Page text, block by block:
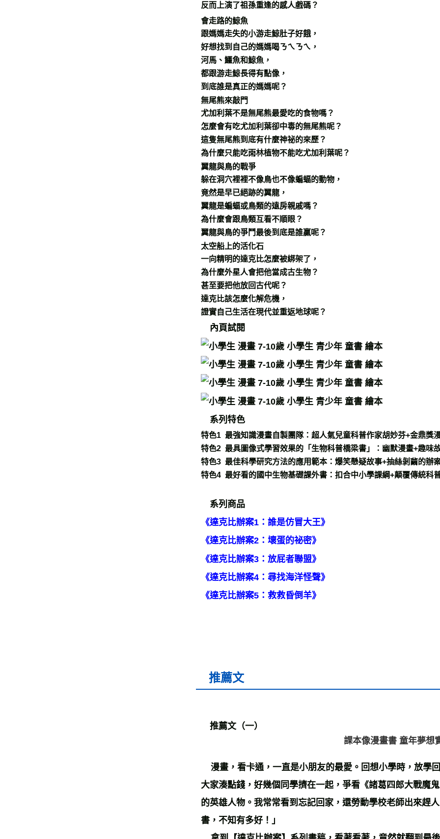
反而上演了祖孫重逢的感人戲碼？
會走路的鯨魚
跟媽媽走失的小游走鯨肚子好餓，
好想找到自己的媽媽喝ㄋㄟㄋㄟ，
河馬、鱷魚和鯨魚，
都跟游走鯨長得有點像，
到底誰是真正的媽媽呢？
無尾熊來敲門
尤加利葉不是無尾熊最愛吃的食物嗎？
怎麼會有吃尤加利葉卻中毒的無尾熊呢？
這隻無尾熊到底有什麼神祕的來歷？
為什麼只能吃雨林植物不能吃尤加利葉呢？
翼龍與鳥的戰爭
躲在洞穴裡裡不像鳥也不像蝙蝠的動物，
竟然是早已絕跡的翼龍，
翼龍是蝙蝠或鳥類的遠房親戚嗎？
為什麼會跟鳥類互看不順眼？
翼龍與鳥的爭鬥最後到底是誰贏呢？
太空船上的活化石
一向精明的達克比怎麼被綁架了，
為什麼外星人會把他當成古生物？
甚至要把他放回古代呢？
達克比該怎麼化解危機，
證實自己生活在現代並重返地球呢？
內頁試閱
系列特色
特色1 最強知識漫畫自製團隊：超人氣兒童科普作家胡妙芬+金鼎獎
特色2 最具圖像式學習效果的「生物科普橋梁書」： 幽默漫畫+趣味
特色3 最佳科學研究方法的應用範本：爆笑懸疑故事+抽絲剝繭的辦
特色4 最好看的國中生物基礎課外書：扣合中小學課綱+顛覆傳統科
系列商品
《達克比辦案1：誰是仿冒大王》
《達克比辦案2：壞蛋的祕密》
《達克比辦案3：放屁者聯盟》
《達克比辦案4：尋找海洋怪聲》
《達克比辦案5：救救昏倒羊》
推薦文
推薦文（一）
課本像漫畫書 童年夢想
漫畫，看卡通，一直是小朋友的最愛。回想小學時，放學
大家湊點錢，好幾個同學擠在一起，爭看《諸葛四郎大戰魔
的英雄人物。我常常看到忘記回家，還勞動學校老師出來趕
書，不知有多好！」